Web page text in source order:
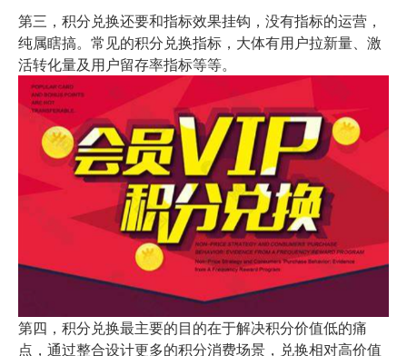
第三，积分兑换还要和指标效果挂钩，没有指标的运营，
纯属瞎搞。常见的积分兑换指标，大体有用户拉新量、激
活转化量及用户留存率指标等等。
第四，积分兑换最主要的目的在于解决积分价值低的痛
点，通过整合设计更多的积分消费场景，兑换相对高价值